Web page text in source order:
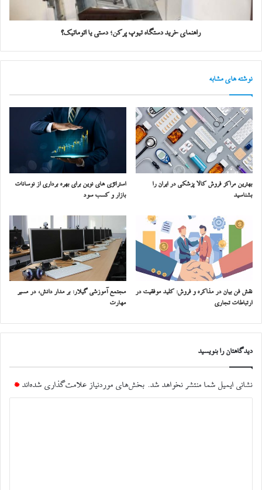
راهنمای خرید دستگاه‌ تیوپ پرکن؛ دستی یا اتوماتیک؟
نوشته های مشابه
بهترین مراکز فروش کالا پزشکی در ایران را
بشناسید
استراتژی‌ های نوین برای بهره‌ برداری از نوسانات
بازار و کسب سود
نقش فن بیان در مذاکره و فروش: کلید موفقیت در
ارتباطات تجاری
مجتمع آموزشی گیلار: بر مدار دانش، در مسیر
مهارت
دیدگاهتان را بنویسید
نشانی ایمیل شما منتشر نخواهد شد. بخش‌های موردنیاز علامت‌گذاری شده‌اند *